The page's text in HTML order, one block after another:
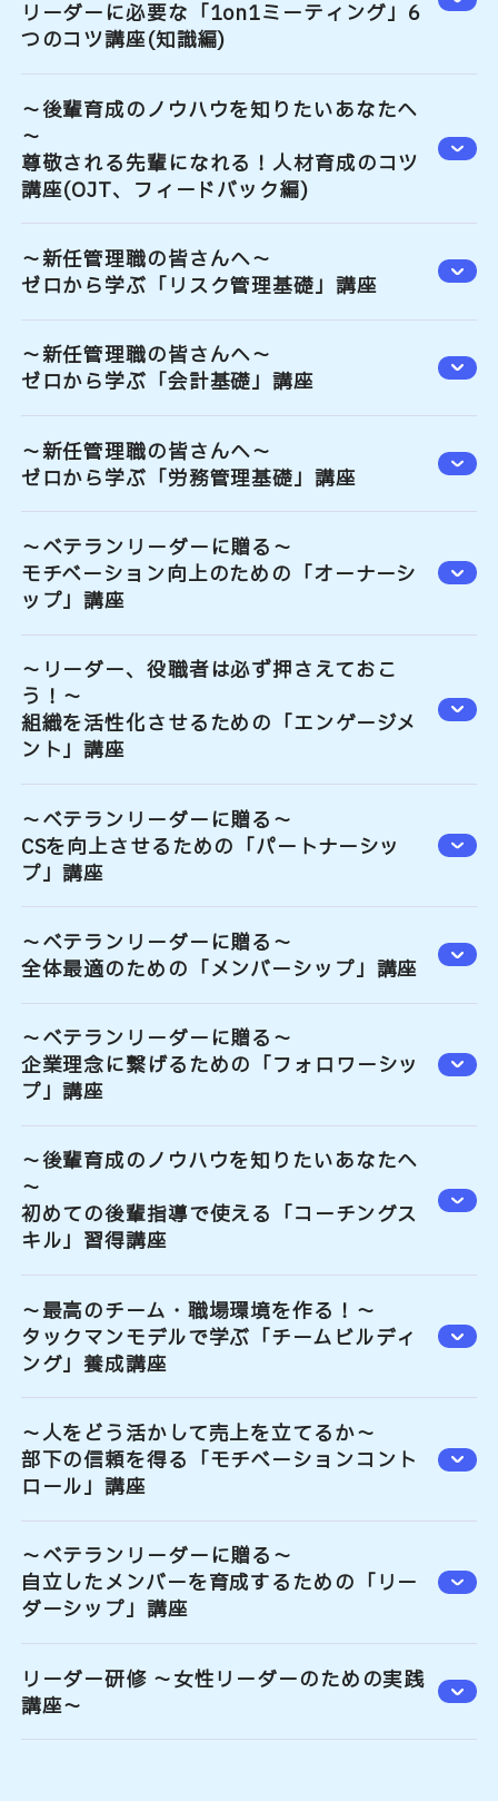
リーダーに必要な「1on1ミーティング」6
つのコツ講座(知識編)
～後輩育成のノウハウを知りたいあなたへ
～
尊敬される先輩になれる！人材育成のコツ
講座(OJT、フィードバック編)
～新任管理職の皆さんへ～
ゼロから学ぶ「リスク管理基礎」講座
～新任管理職の皆さんへ～
ゼロから学ぶ「会計基礎」講座
～新任管理職の皆さんへ～
ゼロから学ぶ「労務管理基礎」講座
～ベテランリーダーに贈る～
モチベーション向上のための「オーナーシ
ップ」講座
～リーダー、役職者は必ず押さえておこ
う！～
組織を活性化させるための「エンゲージメ
ント」講座
～ベテランリーダーに贈る～
CSを向上させるための「パートナーシッ
プ」講座
～ベテランリーダーに贈る～
全体最適のための「メンバーシップ」講座
～ベテランリーダーに贈る～
企業理念に繋げるための「フォロワーシッ
プ」講座
～後輩育成のノウハウを知りたいあなたへ
～
初めての後輩指導で使える「コーチングス
キル」習得講座
～最高のチーム・職場環境を作る！～
タックマンモデルで学ぶ「チームビルディ
ング」養成講座
～人をどう活かして売上を立てるか～
部下の信頼を得る「モチベーションコント
ロール」講座
～ベテランリーダーに贈る～
自立したメンバーを育成するための「リー
ダーシップ」講座
リーダー研修 ～女性リーダーのための実践
講座～